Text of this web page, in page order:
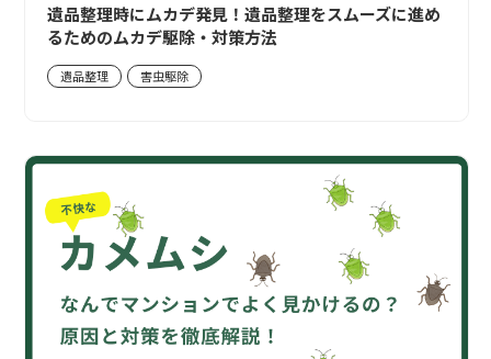
遺品整理時にムカデ発見！遺品整理をスムーズに進め
るためのムカデ駆除・対策方法
遺品整理 害虫駆除